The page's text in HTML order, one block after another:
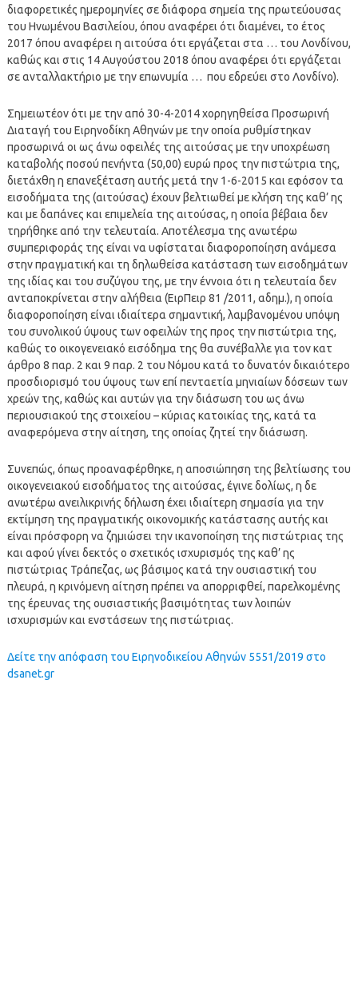
διαφορετικές ημερομηνίες σε διάφορα σημεία της πρωτεύουσας
του Ηνωμένου Βασιλείου, όπου αναφέρει ότι διαμένει, το έτος
2017 όπου αναφέρει η αιτούσα ότι εργάζεται στα … του Λονδίνου,
καθώς και στις 14 Αυγούστου 2018 όπου αναφέρει ότι εργάζεται
σε ανταλλακτήριο με την επωνυμία … που εδρεύει στο Λονδίνο).
Σημειωτέον ότι με την από 30-4-2014 χορηγηθείσα Προσωρινή
Διαταγή του Ειρηνοδίκη Αθηνών με την οποία ρυθμίστηκαν
προσωρινά οι ως άνω οφειλές της αιτούσας με την υποχρέωση
καταβολής ποσού πενήντα (50,00) ευρώ προς την πιστώτρια της,
διετάχθη η επανεξέταση αυτής μετά την 1-6-2015 και εφόσον τα
εισοδήματα της (αιτούσας) έχουν βελτιωθεί με κλήση της καθ’ ης
και με δαπάνες και επιμελεία της αιτούσας, η οποία βέβαια δεν
τηρήθηκε από την τελευταία. Αποτέλεσμα της ανωτέρω
συμπεριφοράς της είναι να υφίσταται διαφοροποίηση ανάμεσα
στην πραγματική και τη δηλωθείσα κατάσταση των εισοδημάτων
της ιδίας και του συζύγου της, με την έννοια ότι η τελευταία δεν
ανταποκρίνεται στην αλήθεια (ΕιρΠειρ 81 /2011, αδημ.), η οποία
διαφοροποίηση είναι ιδιαίτερα σημαντική, λαμβανομένου υπόψη
του συνολικού ύψους των οφειλών της προς την πιστώτρια της,
καθώς το οικογενειακό εισόδημα της θα συνέβαλλε για τον κατ
άρθρο 8 παρ. 2 και 9 παρ. 2 του Νόμου κατά το δυνατόν δικαιότερο
προσδιορισμό του ύψους των επί πενταετία μηνιαίων δόσεων των
χρεών της, καθώς και αυτών για την διάσωση του ως άνω
περιουσιακού της στοιχείου – κύριας κατοικίας της, κατά τα
αναφερόμενα στην αίτηση, της οποίας ζητεί την διάσωση.
Συνεπώς, όπως προαναφέρθηκε, η αποσιώπηση της βελτίωσης του
οικογενειακού εισοδήματος της αιτούσας, έγινε δολίως, η δε
ανωτέρω ανειλικρινής δήλωση έχει ιδιαίτερη σημασία για την
εκτίμηση της πραγματικής οικονομικής κατάστασης αυτής και
είναι πρόσφορη να ζημιώσει την ικανοποίηση της πιστώτριας της
και αφού γίνει δεκτός ο σχετικός ισχυρισμός της καθ’ ης
πιστώτριας Τράπεζας, ως βάσιμος κατά την ουσιαστική του
πλευρά, η κρινόμενη αίτηση πρέπει να απορριφθεί, παρελκομένης
της έρευνας της ουσιαστικής βασιμότητας των λοιπών
ισχυρισμών και ενστάσεων της πιστώτριας.
Δείτε την απόφαση του Ειρηνοδικείου Αθηνών 5551/2019 στο
dsanet.gr